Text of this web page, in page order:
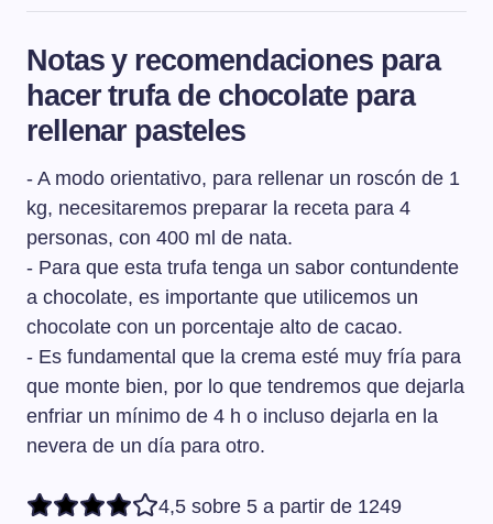
La trufa o crema de chocolate es bastante delicada y es
nata montada. Las elaboraciones que hagamos con la
trufa, tipo roscón relleno o brazo de gitano relleno,
podemos conservarlas en la nevera dentro de un
recipiente bien tapado un máximo de dos días.
Notas y recomendaciones para
hacer trufa de chocolate para
rellenar pasteles
- A modo orientativo, para rellenar un roscón de 1
kg, necesitaremos preparar la receta para 4
personas, con 400 ml de nata.
- Para que esta trufa tenga un sabor contundente
a chocolate, es importante que utilicemos un
chocolate con un porcentaje alto de cacao.
- Es fundamental que la crema esté muy fría para
que monte bien, por lo que tendremos que dejarla
enfriar un mínimo de 4 h o incluso dejarla en la
nevera de un día para otro.
4,5 sobre 5 a partir de 1249